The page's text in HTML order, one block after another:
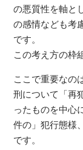
の悪質性を軸と
の感情なども考
です。
この考え方の枠
ここで重要なの
刑について「再
ったものを中心
件の」犯行態様
です。